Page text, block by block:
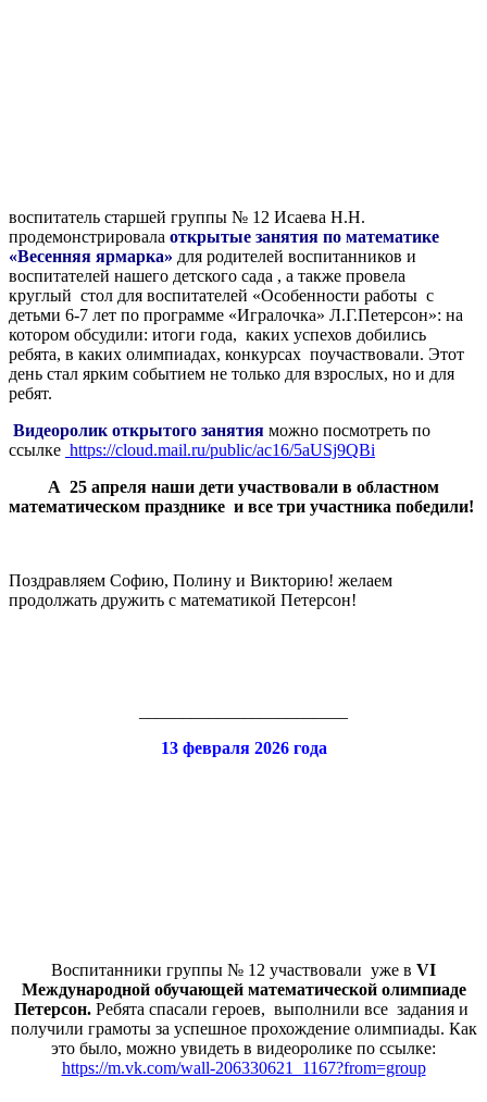
воспитатель старшей группы № 12 Исаева Н.Н.
продемонстрировала открытые занятия по математике
«Весенняя ярмарка» для родителей воспитанников и
воспитателей нашего детского сада , а также провела
круглый стол для воспитателей «Особенности работы с
детьми 6-7 лет по программе «Игралочка» Л.Г.Петерсон»: на
котором обсудили: итоги года, каких успехов добились
ребята, в каких олимпиадах, конкурсах поучаствовали. Этот
день стал ярким событием не только для взрослых, но и для
ребят.
Видеоролик открытого занятия можно посмотреть по
ссылке https://cloud.mail.ru/public/ac16/5aUSj9QBi
А 25 апреля наши дети участвовали в областном
математическом празднике и все три участника победили!
Поздравляем Софию, Полину и Викторию! желаем
продолжать дружить с математикой Петерсон!
13 февраля 2026 года
Воспитанники группы № 12 участвовали уже в VI
Международной обучающей математической олимпиаде
Петерсон. Ребята спасали героев, выполнили все задания и
получили грамоты за успешное прохождение олимпиады. Как
это было, можно увидеть в видеоролике по ссылке:
https://m.vk.com/wall-206330621_1167?from=group